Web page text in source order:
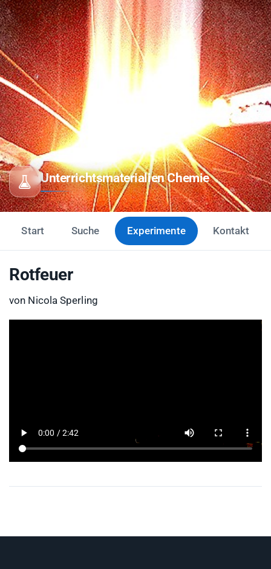
Unterrichtsmaterialien Chemie
Start Suche Experimente Kontakt
Rotfeuer
von Nicola Sperling